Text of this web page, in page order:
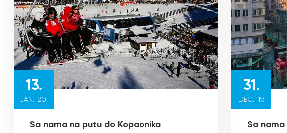
13.
JAN. `20.
Sa nama na putu do Kopaonika
31.
DEC. `19.
Sa